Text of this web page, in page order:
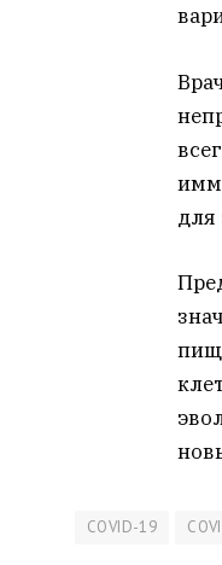
для
COVID-19